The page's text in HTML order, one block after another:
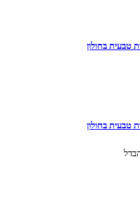
טבעית בחולון
טבעית בחולון